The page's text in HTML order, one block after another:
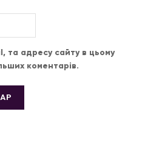
та адресу сайту в цьому
коментарів.